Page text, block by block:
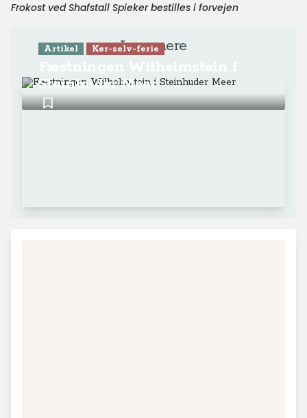
Frokost ved Shafstall Spieker bestilles i forvejen
Læs mere
Artikel Kør-selv-ferie
Steinhuder Meer